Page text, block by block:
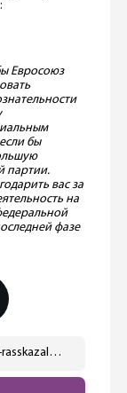
Евросоюз
бы
партии.
вас за
на
фазе
https://ostwest.tv/news/angela-merkel-rasskazala-chto-ej-nravitsya-v-olafe-sholce/